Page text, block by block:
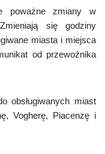
poważne zmiany w
się godziny
miasta i miejsca
od przewoźnika
obsługiwanych miast
Vogherę, Piacenzę i